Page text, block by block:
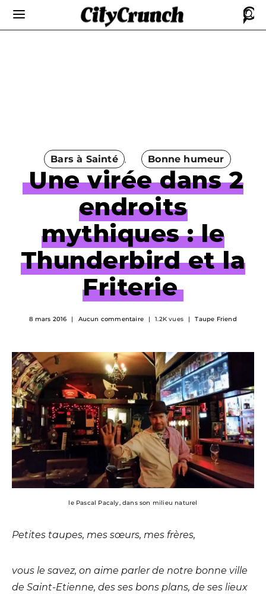
Bars à Sainté Bonne humeur
Une virée dans 2
endroits
mythiques : le
Thunderbird et la
Friterie
8 mars 2016 Aucun commentaire 1.2K vues Taupe Friend
le Pascal Pacaly, dans son milieu naturel
Petites taupes, mes sœurs, mes frères,
vous le savez, on aime parler de notre bonne ville
de Saint-Etienne, des ses bons plans, de ses lieux